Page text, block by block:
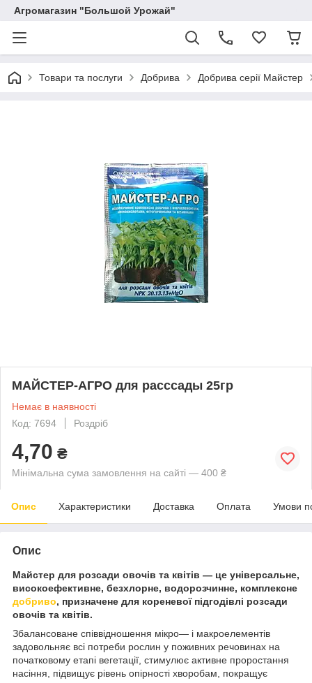
Агромагазин "Большой Урожай"
Товари та послуги Добрива Добрива серії Майстер
МАЙСТЕР-АГРО для расссады 25гр
Немає в наявності
Код: 7694
Роздріб
4,70 ₴
Мінімальна сума замовлення на сайті — 400 ₴
Опис Характеристики Доставка Оплата Умови
Опис
Майстер для розсади овочів та квітів — це універсальне,
високоефективне, безхлорне, водорозчинне, комплексне
добриво, призначене для кореневої підгодівлі розсади
овочів та квітів.
Збалансоване співвідношення мікро— і макроелементів
задовольняє всі потреби рослин у поживних речовинах на
початковому етапі вегетації, стимулює активне проростання
насіння, підвищує рівень опірності хворобам, покращує